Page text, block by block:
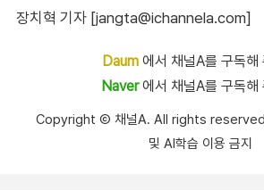
장치혁 기자 [jangta@ichannela.com]
Daum에서 채널A를 구독해
Naver에서 채널A를 구독해
Copyright Ⓒ 채널A. All rights reserved.
및 AI학습 이용 금지